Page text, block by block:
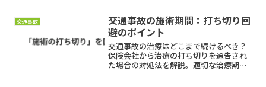
応が大切です。
交通事故
交通事故の施術期間：打ち切り回
避のポイント
交通事故の治療はどこまで続けるべき？
保険会社から治療の打ち切りを通告され
た場合の対処法を解説。適切な治療期間